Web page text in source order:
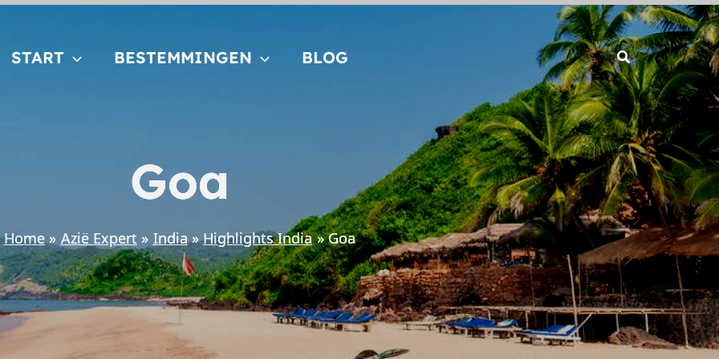
START BESTEMMINGEN BLOG
Goa
Home Azië Expert India Highlights India Goa